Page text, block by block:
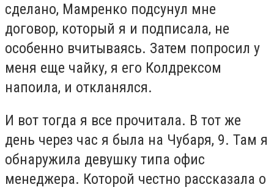
сделано, Мамренко подсунул мне
договор, который я и подписала, не
особенно вчитываясь. Затем попросил у
меня еще чайку, я его Колдрексом
напоила, и откланялся.
И вот тогда я все прочитала. В тот же
день через час я была на Чубаря, 9. Там я
обнаружила девушку типа офис
менеджера. Которой честно рассказала о